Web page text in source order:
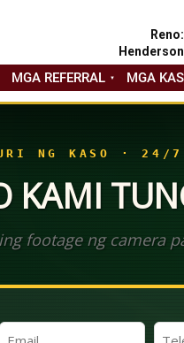
Reno:
MGA REFERRAL MGA
NG KASO · 24/7
KAMI
footage ng camera
Email